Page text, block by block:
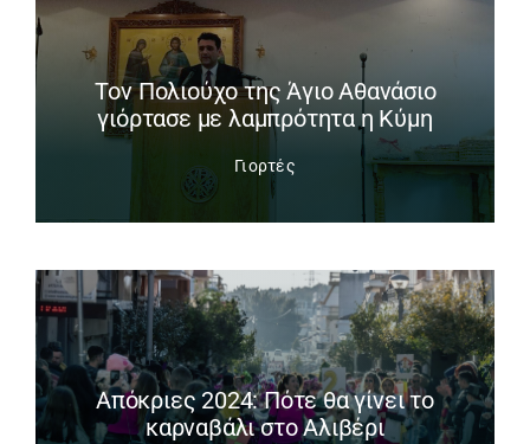
Tον Πολιούχο της Άγιο Αθανάσιο
γιόρτασε με λαμπρότητα η Κύμη
Γιορτές
Απόκριες 2024: Πότε θα γίνει το
καρναβάλι στο Αλιβέρι